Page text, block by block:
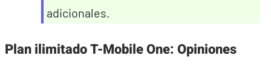
adicionales.
Plan ilimitado T-Mobile One: Opiniones